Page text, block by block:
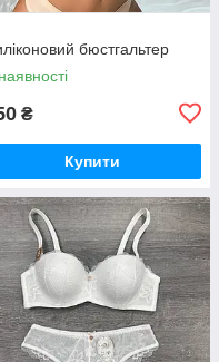
бюстгальтер
₴
Купити